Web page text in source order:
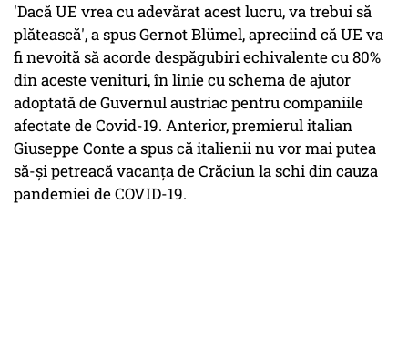
'Dacă UE vrea cu adevărat acest lucru, va trebui să
plătească', a spus Gernot Blümel, apreciind că UE va
fi nevoită să acorde despăgubiri echivalente cu 80%
din aceste venituri, în linie cu schema de ajutor
adoptată de Guvernul austriac pentru companiile
afectate de Covid-19. Anterior, premierul italian
Giuseppe Conte a spus că italienii nu vor mai putea
să-şi petreacă vacanţa de Crăciun la schi din cauza
pandemiei de COVID-19.